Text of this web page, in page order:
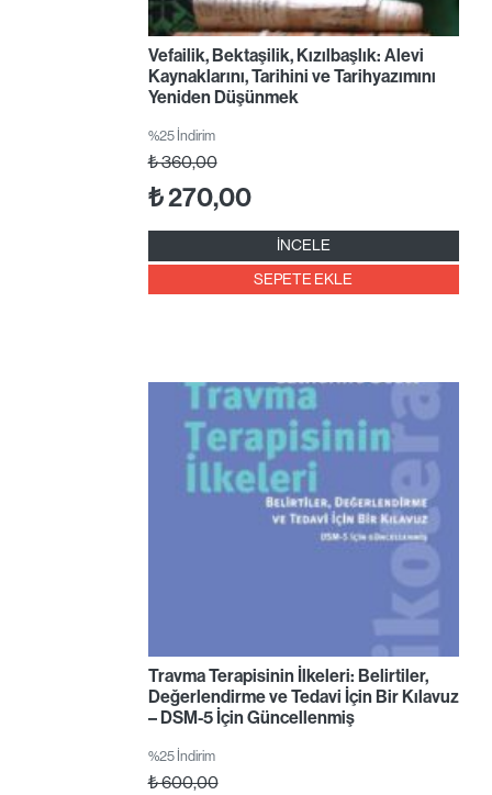
Vefailik, Bektaşilik, Kızılbaşlık: Alevi
Kaynaklarını, Tarihini ve Tarihyazımını
Yeniden Düşünmek
%25 İndirim
₺360,00
₺270,00
İNCELE
SEPETE EKLE
Travma Terapisinin İlkeleri: Belirtiler,
Değerlendirme ve Tedavi İçin Bir Kılavuz
– DSM-5 İçin Güncellenmiş
%25 İndirim
₺600,00